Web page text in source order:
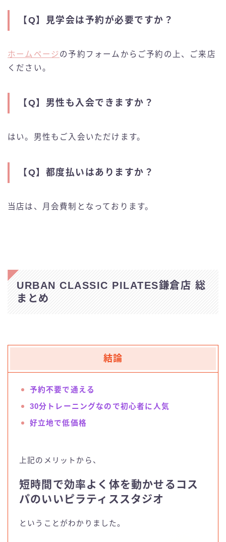
【Q】 見学会は予約が必要ですか？
ホームページの予約フォームからご予約の上、ご来店
ください。
【Q】 男性も入会できますか？
はい。男性もご入会いただけます。
【Q】 都度払いはありますか？
当店は、月会費制となっております。
URBAN CLASSIC PILATES鎌倉店 総
まとめ
結論
予約不要で通える
30分トレーニングなので初心者に人気
好立地で低価格
上記のメリットから、
短時間で効率よく体を動かせるコス
パのいいピラティススタジオ
ということがわかりました。